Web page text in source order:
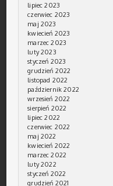
lipiec 2023
czerwiec 2023
maj 2023
kwiecień 2023
marzec 2023
luty 2023
styczeń 2023
grudzień 2022
listopad 2022
październik 2022
wrzesień 2022
sierpień 2022
lipiec 2022
czerwiec 2022
maj 2022
kwiecień 2022
marzec 2022
luty 2022
styczeń 2022
grudzień 2021